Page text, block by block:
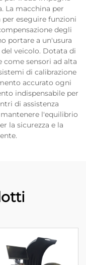
La macchina per
eseguire funzioni
degli
portare a un'usura
veicolo. Dotata di
sensori ad alta
di calibrazione
accurato ogni
indispensabile per
di assistenza
l'equilibrio
la sicurezza e la